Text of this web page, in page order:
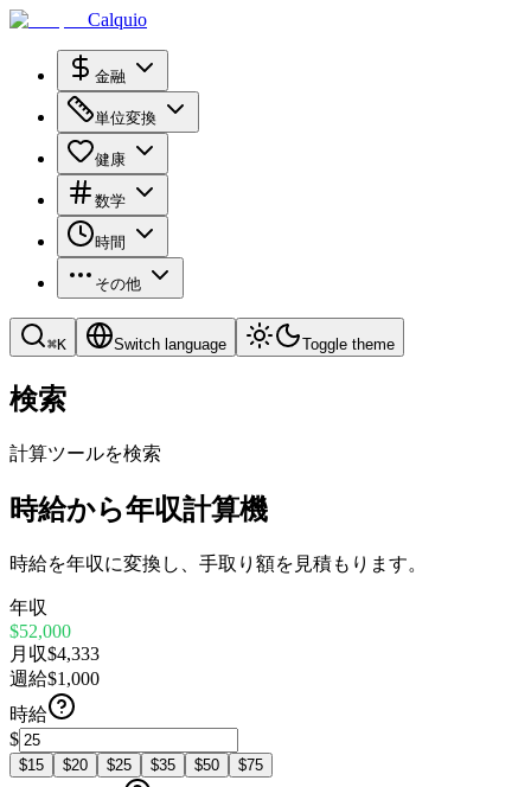
Calquio
金融
単位変換
健康
数学
時間
その他
⌘K Switch language Toggle theme
検索
計算ツールを検索
時給から年収計算機
時給を年収に変換し、手取り額を見積もります。
年収
$52,000
月収$4,333
週給$1,000
時給
$
$15 $20 $25 $35 $50 $75